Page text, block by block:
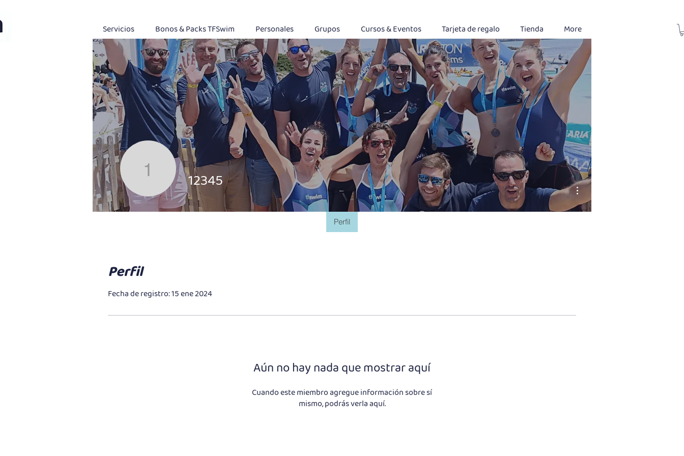
Servicios Bonos & Packs TFSwim Personales Grupos Cursos & Eventos Tarjeta de regalo Tienda More
Perfil
Fecha de registro: 15 ene 2024
Aún no hay nada que mostrar aquí
Cuando este miembro agregue información sobre sí
mismo, podrás verla aquí.
1234512345 Más acciones
Perfil